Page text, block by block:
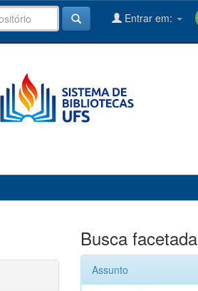
Entrar em:
Busca facetada
Assunto